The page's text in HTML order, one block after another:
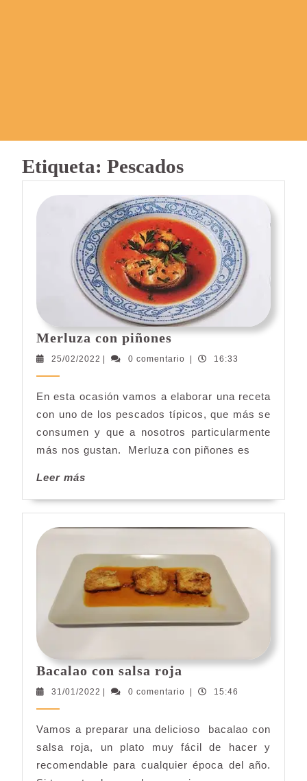
Etiqueta: Pescados
Merluza con piñonesMerluza
piñones
25/02/2022 25/02/20220 comentario 16:33
En esta ocasión vamos a elaborar una receta
con uno de los pescados típicos, que más se
consumen y que a nosotros particularmente
más nos gustan. Merluza con piñones es
Leer más
Bacalao con salsa rojaBacalao
salsa
31/01/2022 31/01/2022
| 0 comentario | 15:46
Vamos a preparar una delicioso bacalao con
salsa roja, un plato muy fácil de hacer y
recomendable para cualquier época del año.